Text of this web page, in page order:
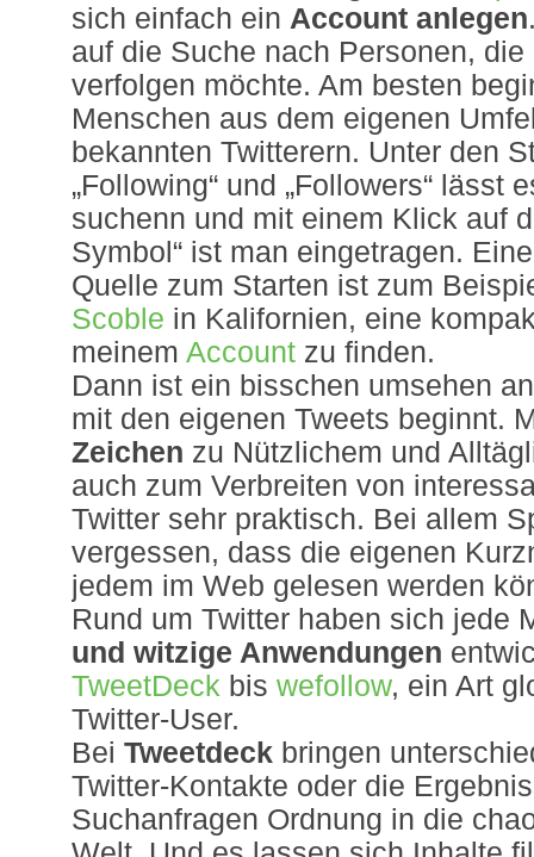
sich einfach ein Account anlegen
auf die Suche nach Personen, die
verfolgen möchte. Am besten
Menschen aus dem eigenen
bekannten Twitterern. Unter den
„Following“ und „Followers“ lässt
suchenn und mit einem Klick auf
Symbol“ ist man eingetragen.
Quelle zum Starten ist zum
Scoble in Kalifornien, eine
meinem Account zu finden.
Dann ist ein bisschen umsehen
mit den eigenen Tweets beginnt.
Zeichen zu Nützlichem und
auch zum Verbreiten von
Twitter sehr praktisch. Bei allem
vergessen, dass die eigenen
jedem im Web gelesen werden
Rund um Twitter haben sich jede
und witzige Anwendungen
TweetDeck bis wefollow, ein Art
Twitter-User.
Bei Tweetdeck bringen
Twitter-Kontakte oder die
Suchanfragen Ordnung in die